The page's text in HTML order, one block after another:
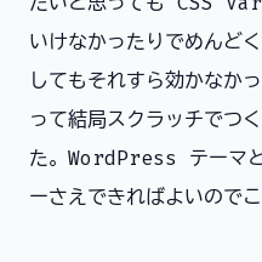
いけなかったりでめん
してもそれすら効かなか
って結局スクラッチでつ
た。WordPress テーマ
ーさえできればよいのでこ